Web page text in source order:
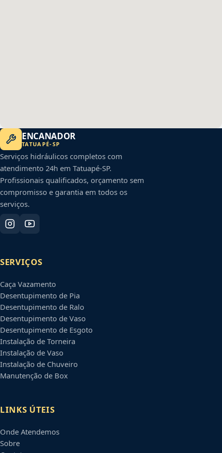
ENCANADOR
TATUAPÉ-SP
Serviços hidráulicos completos com
atendimento 24h em Tatuapé-SP.
Profissionais qualificados, orçamento sem
compromisso e garantia em todos os
serviços.
SERVIÇOS
Caça Vazamento
Desentupimento de Pia
Desentupimento de Ralo
Desentupimento de Vaso
Desentupimento de Esgoto
Instalação de Torneira
Instalação de Vaso
Instalação de Chuveiro
Manutenção de Box
LINKS ÚTEIS
Onde Atendemos
Sobre